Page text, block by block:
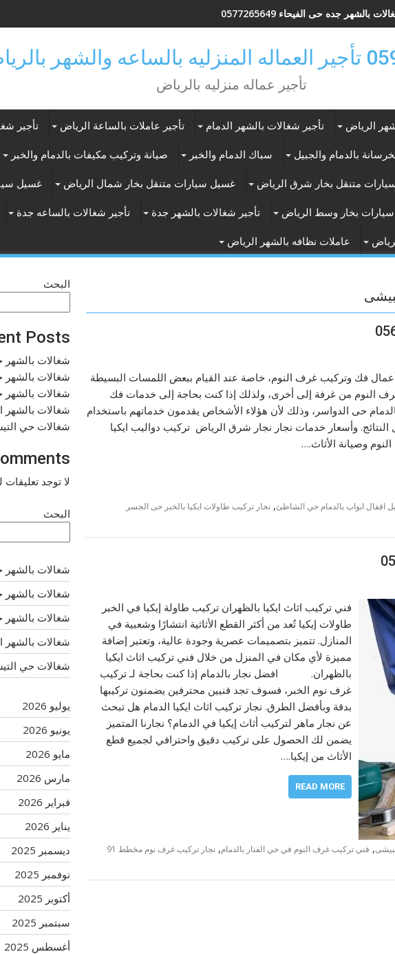
بالشهر جده حى الفيحاء 0577265649
بالرياض
تأجير عماله منزليه بالرياض
الرياض تأجير شغالات بالشهر الدمام تأجير عاملات بالساعة الرياض تأجير
بالدمام والجبيل سباك الدمام والخبر صيانة وتركيب مكيفات بالدمام والخبر
متنقل بخار شرق الرياض غسيل سيارات متنقل بخار شمال الرياض غسيل
بخار وسط الرياض تأجير شغالات بالشهر جدة تأجير شغالات بالساعه جدة
عاملات نظافه بالشهر الرياض
فك وتركيب غرف النوم، خاصة عند القيام ببعض اللمسات البسيطة
النوم من غرفة إلى أخرى، ولذلك إذا كنت بحاجة إلى خدمات فك
حى الدواسر، وذلك لأن هؤلاء الأشخاص يقدمون خدماتهم باستخدام
وأسعار خدمات نجار نجار شرق الرياض تركيب دواليب ايكيا
وصيانة الأثاث.…
اقفال ابواب بالدمام حي الشاطئ, نجار تركيب طاولات ايكيا بالخبر حى الجسر
فني تركيب اثاث ايكيا بالظهران تركيب طاولة إيكيا في الخبر
طاولات إيكيا تُعد من أكثر القطع الأثاثية انتشارًا وشعبية في
المنازل. تتميز بتصميمات عصرية وجودة عالية، وتعتبر إضافة
مميزة لأي مكان في المنزل من خلال فني تركيب اثاث ايكيا
بالظهران. افضل نجار بالدمام إذا كنت بحاجة لـ تركيب
غرف نوم الخبر، فسوف تجد فنيين محترفين يضمنون تركيبها
بدقة وبأفضل الطرق. نجار تركيب اثاث ايكيا الدمام هل تبحث
عن نجار ماهر لتركيب أثاث إيكيا في الدمام؟ نجارنا المتميز
يضمن لك الحصول على تركيب دقيق واحترافي لجميع قطع
الأثاث من إيكيا.…
READ MORE
, فني تركيب غرف النوم في حي الفنار بالدمام,
نجار تركيب غرف نوم مخطط 91
البحث
Posts
شغالات بالشهر جده
شغالات بالشهر جده
شغالات بالشهر جدة
شغالات بالشهر
شغالات حي التيسير
لا توجد
البحث
شغالات بالشهر جده
شغالات بالشهر جده
شغالات بالشهر جدة
شغالات بالشهر
شغالات حي التيسير
يوليو 2026
يونيو 2026
مايو 2026
مارس 2026
فبراير 2026
يناير 2026
ديسمبر 2025
نوفمبر 2025
أكتوبر 2025
سبتمبر 2025
أغسطس 2025